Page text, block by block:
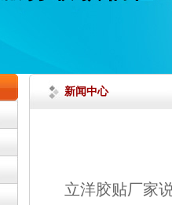
新闻中心
立洋胶贴厂家